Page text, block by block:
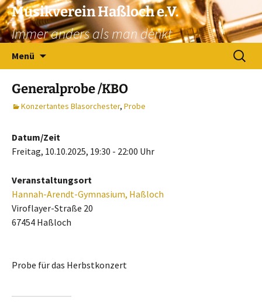
Zum
Inhalt
springen
Musikverein Haßloch e.V.
Immer anders als man denkt
Menü
Suchen
nach:
Generalprobe /KBO
Konzertantes Blasorchester, Probe
Datum/Zeit
Freitag, 10.10.2025, 19:30 - 22:00 Uhr
Veranstaltungsort
Hannah-Arendt-Gymnasium, Haßloch
Viroflayer-Straße 20
67454 Haßloch
Probe für das Herbstkonzert